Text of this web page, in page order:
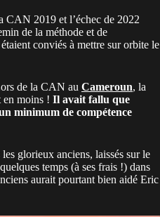
CAN 2019 et l’échec de 2022
de la méthode et de
conviés à mettre sur orbite le
de la CAN au Cameroun, la
en moins ! Il avait fallu que
minimum de compétence
glorieux anciens, laissés sur le
temps (à ses frais !) dans
aurait pourtant bien aidé Eric